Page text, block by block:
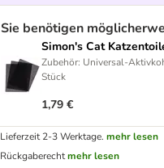
Sie benötigen
Simon's Cat
Zubehör: Universal-
Stück
1,79 €
Lieferzeit 2-3 Werktage. mehr lesen
Rückgaberechtmehr lesen